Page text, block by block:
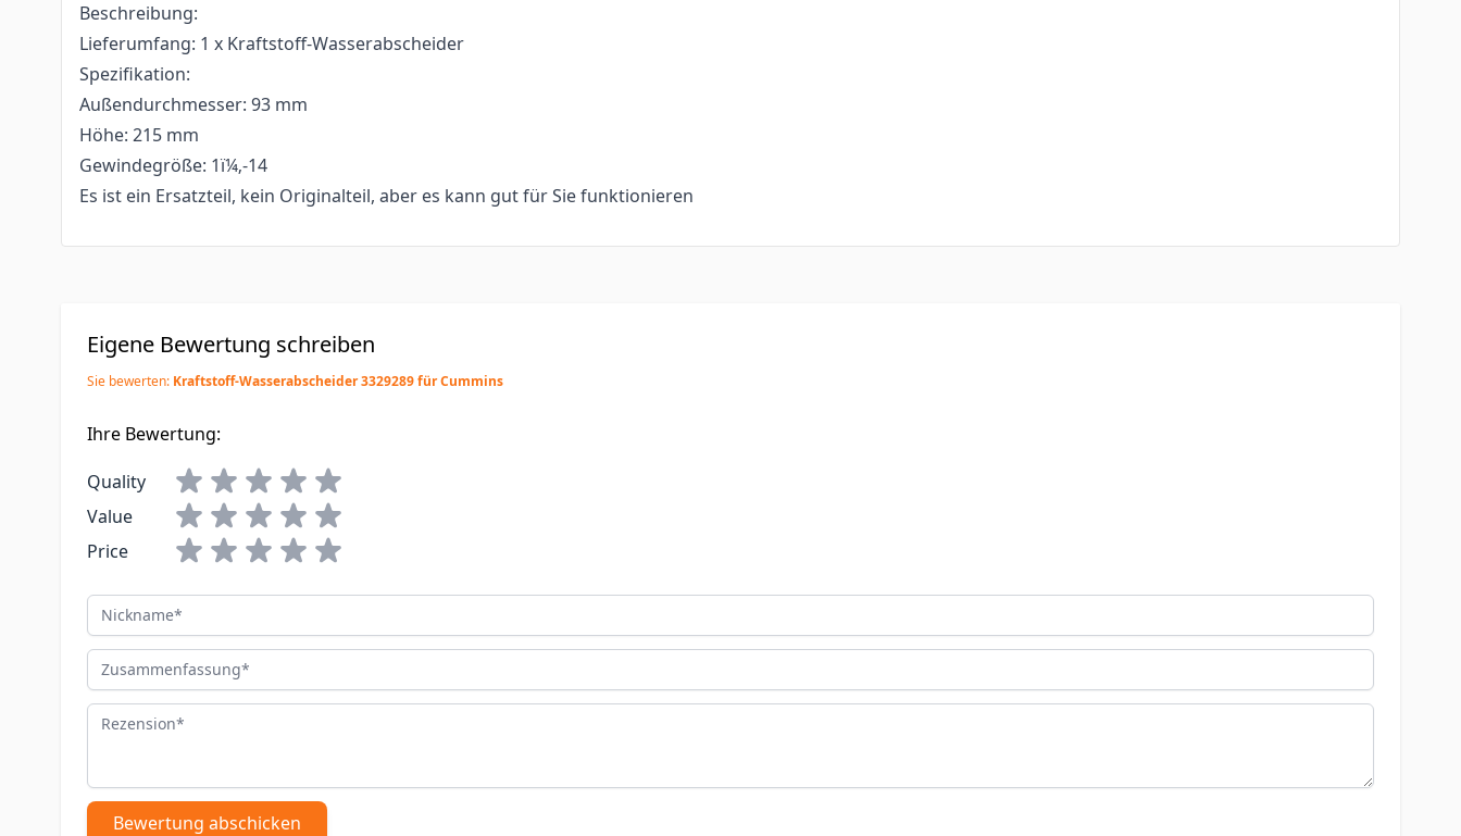
Beschreibung:
Lieferumfang: 1 x Kraftstoff-Wasserabscheider
Spezifikation:
Außendurchmesser: 93 mm
Höhe: 215 mm
Gewindegröße: 1ï¼‚-14
Es ist ein Ersatzteil, kein Originalteil, aber es kann gut für Sie funktionieren
Eigene Bewertung schreiben
Sie bewerten: Kraftstoff-Wasserabscheider 3329289 für Cummins
Ihre Bewertung:
Quality
Value
Price
Nickname
Zusammenfassung
Rezension
Bewertung abschicken